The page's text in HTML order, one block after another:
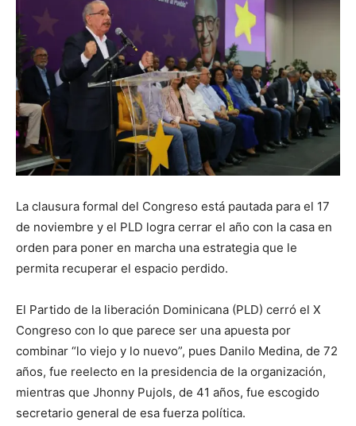
La clausura formal del Congreso está pautada para el 17
de noviembre y el PLD logra cerrar el año con la casa en
orden para poner en marcha una estrategia que le
permita recuperar el espacio perdido.
El Partido de la liberación Dominicana (PLD) cerró el X
Congreso con lo que parece ser una apuesta por
combinar “lo viejo y lo nuevo”, pues Danilo Medina, de 72
años, fue reelecto en la presidencia de la organización,
mientras que Jhonny Pujols, de 41 años, fue escogido
secretario general de esa fuerza política.